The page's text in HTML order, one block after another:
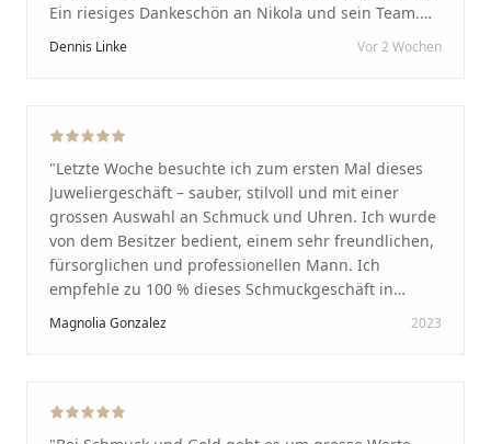
Ein riesiges Dankeschön an Nikola und sein Team.
Vom ersten Termin an wurden wir jedes Mal
Arbeit und seine Kunden wirklich am Herzen liegen.
Service und echte Herzlichkeit schätzt, ist hier genau
richtig."
Dennis Linke Vor 2 Wochen
"Letzte Woche besuchte ich zum ersten Mal dieses
Juweliergeschäft – sauber, stilvoll und mit einer
grossen Auswahl an Schmuck und Uhren. Ich wurde
von dem Besitzer bedient, einem sehr freundlichen,
fürsorglichen und professionellen Mann. Ich
empfehle zu 100 % dieses Schmuckgeschäft in
Schaffhausen. Ich selbst war sehr zufrieden und
glücklich mit der Behandlung. Ich danke Ihnen – ich
Magnolia Gonzalez 2023